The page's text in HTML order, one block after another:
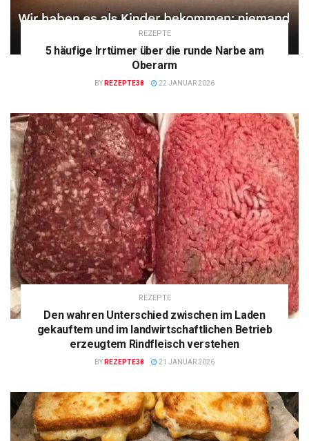
REZEPTE
5 häufige Irrtümer über die runde Narbe am
Oberarm
BY REZEPTE38 22 JANUAR 2026
REZEPTE
Den wahren Unterschied zwischen im Laden
gekauftem und im landwirtschaftlichen Betrieb
erzeugtem Rindfleisch verstehen
BY REZEPTE38 21 JANUAR 2026